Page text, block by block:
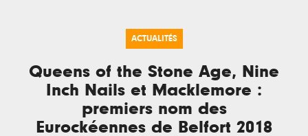
ACTUALITÉS
Queens of the Stone Age, Nine
Inch Nails et Macklemore :
premiers nom des
Eurockéennes de Belfort 2018